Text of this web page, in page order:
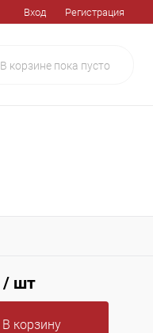
Вход Регистрация
В корзине пока пусто
/ шт
В корзину